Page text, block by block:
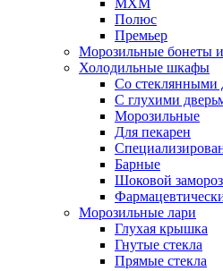
МХМ
Полюс
Премьер
Морозильные бонеты
Холодильные шкафы
Со стеклянными
С глухими
Морозильные
Для пекарен
Барные
Шоковой
Морозильные лари
Глухая крышка
Гнутые стекла
Прямые стекла